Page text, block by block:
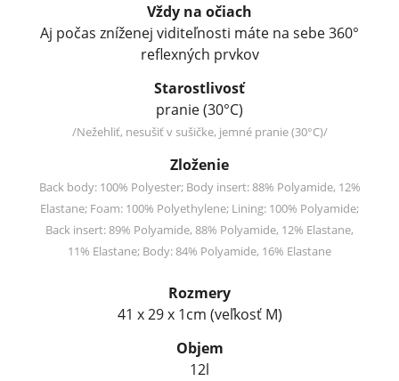
Vždy na očiach
Aj počas zníženej viditeľnosti máte na sebe 360°
reflexných prvkov
Starostlivosť
pranie (30°C)
/Nežehliť, nesušiť v sušičke, jemné pranie (30°C)/
Zloženie
Back body: 100% Polyester; Body insert: 88% Polyamide, 12%
Elastane; Foam: 100% Polyethylene; Lining: 100% Polyamide;
Back insert: 89% Polyamide, 88% Polyamide, 12% Elastane,
11% Elastane; Body: 84% Polyamide, 16% Elastane
Rozmery
41 x 29 x 1cm (veľkosť M)
Objem
12l